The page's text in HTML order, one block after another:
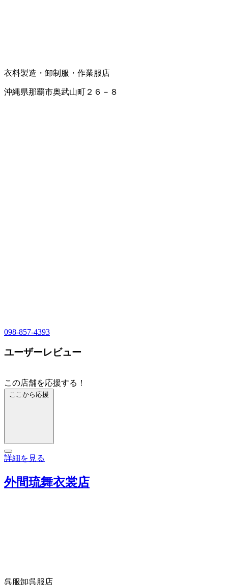
衣料製造・卸制服・作業服店
沖縄県那覇市奥武山町２６－８
098-857-4393
ユーザーレビュー
この店舗を応援する！
ここから応援
詳細を見る
外間琉舞衣裳店
呉服卸呉服店